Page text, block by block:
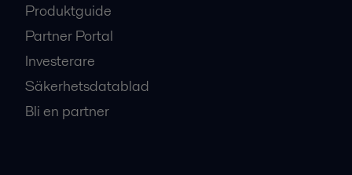
Produktguide
Partner Portal
Investerare
Säkerhetsdatablad
Bli en partner